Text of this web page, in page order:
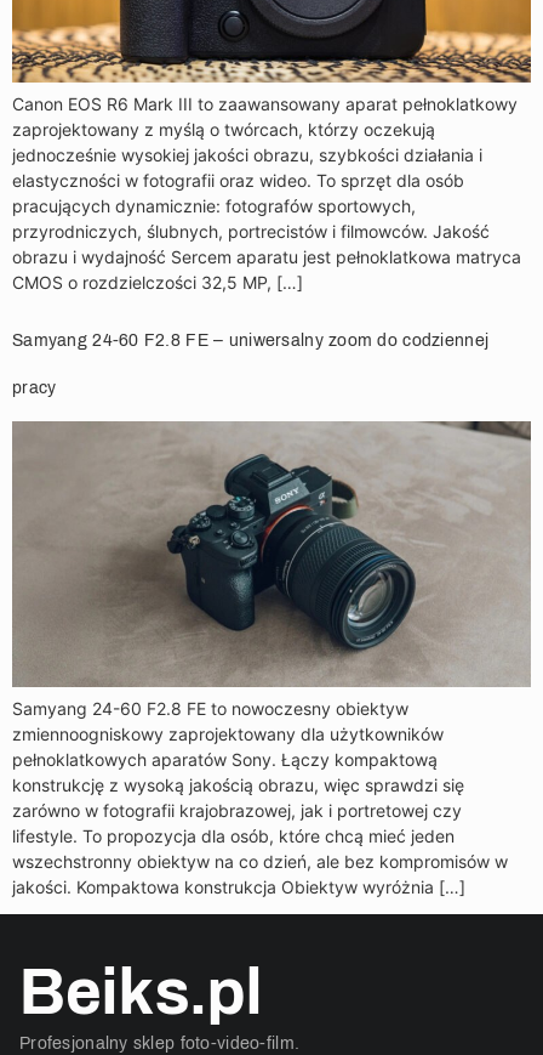
Canon EOS R6 Mark III to zaawansowany aparat pełnoklatkowy
zaprojektowany z myślą o twórcach, którzy oczekują
jednocześnie wysokiej jakości obrazu, szybkości działania i
elastyczności w fotografii oraz wideo. To sprzęt dla osób
pracujących dynamicznie: fotografów sportowych,
przyrodniczych, ślubnych, portrecistów i filmowców. Jakość
obrazu i wydajność Sercem aparatu jest pełnoklatkowa matryca
CMOS o rozdzielczości 32,5 MP, […]
Samyang 24-60 F2.8 FE – uniwersalny zoom do codziennej
pracy
Samyang 24-60 F2.8 FE to nowoczesny obiektyw
zmiennoogniskowy zaprojektowany dla użytkowników
pełnoklatkowych aparatów Sony. Łączy kompaktową
konstrukcję z wysoką jakością obrazu, więc sprawdzi się
zarówno w fotografii krajobrazowej, jak i portretowej czy
lifestyle. To propozycja dla osób, które chcą mieć jeden
wszechstronny obiektyw na co dzień, ale bez kompromisów w
jakości. Kompaktowa konstrukcja Obiektyw wyróżnia […]
Beiks.pl
Profesjonalny sklep foto-video-film.